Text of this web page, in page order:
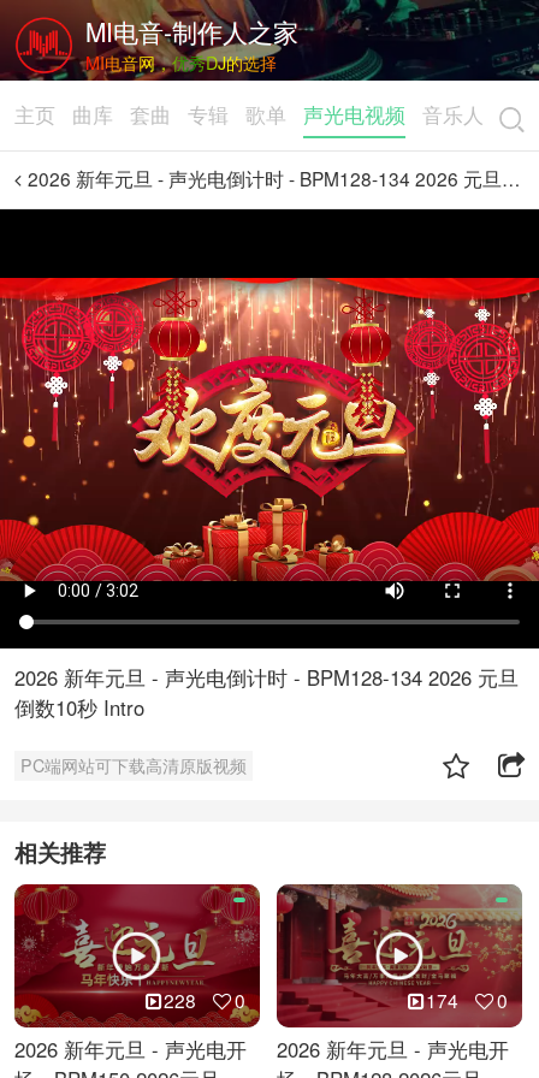
MI电音-制作人之家
MI电音网，优秀DJ的选择
主页 曲库 套曲 专辑 歌单 声光电视频 音乐人
2026 新年元旦 - 声光电倒计时 - BPM128-134 2026 元旦倒数10秒 Intro
2026 新年元旦 - 声光电倒计时 - BPM128-134 2026 元旦
倒数10秒 Intro
PC端网站可下载高清原版视频
相关推荐
228 0
2026 新年元旦 - 声光电开
174 0
2026 新年元旦 - 声光电开